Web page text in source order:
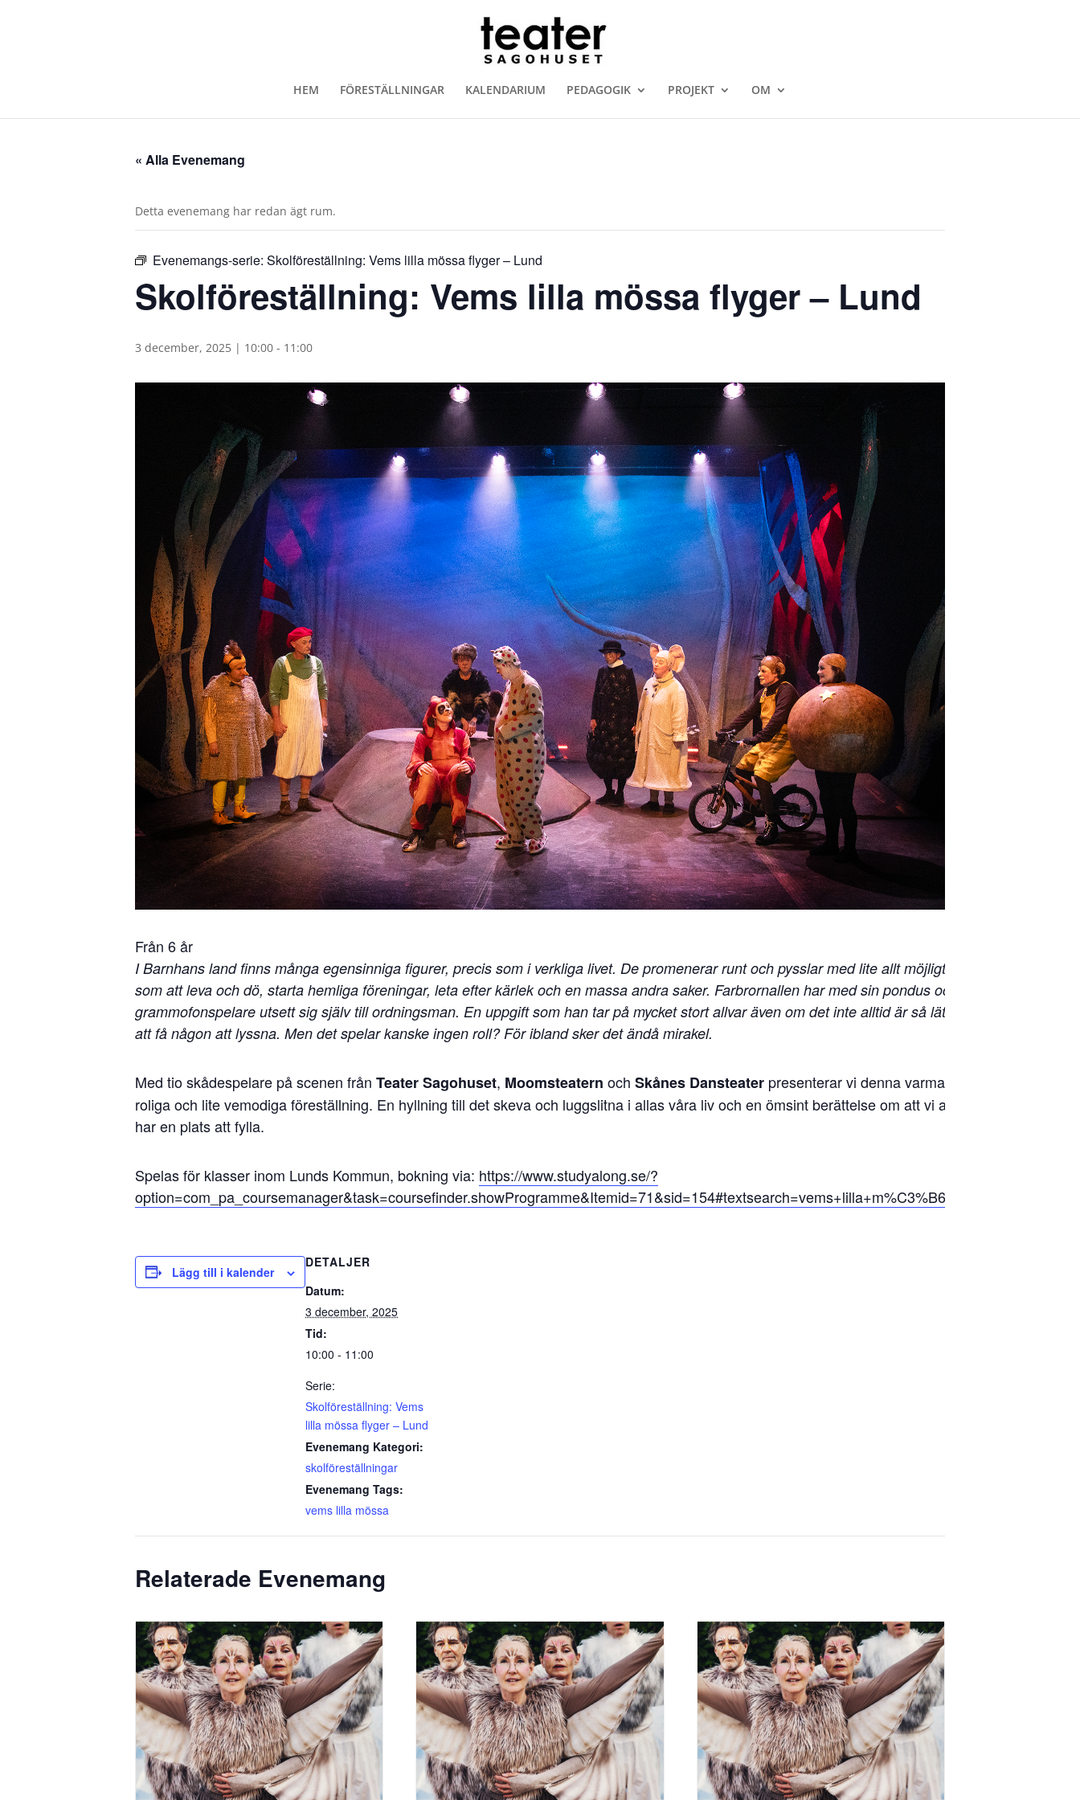
HEM FÖRESTÄLLNINGAR KALENDARIUM PEDAGOGIK PROJEKT OM
« Alla Evenemang
Detta evenemang har redan ägt rum.
Evenemangs-serie: Skolföreställning: Vems lilla mössa flyger – Lund
Skolföreställning: Vems lilla mössa flyger – Lund
3 december, 2025 | 10:00 - 11:00
Från 6 år
I Barnhans land finns många egensinniga figurer, precis som i verkliga livet. De promenerar runt och pysslar med lite allt möjligt,
som att leva och dö, starta hemliga föreningar, leta efter kärlek och en massa andra saker. Farbrornallen har med sin pondus och
grammofonspelare utsett sig själv till ordningsman. En uppgift som han tar på mycket stort allvar även om det inte alltid är så lätt
att få någon att lyssna. Men det spelar kanske ingen roll? För ibland sker det ändå mirakel.
Med tio skådespelare på scenen från Teater Sagohuset, Moomsteatern och Skånes Dansteater presenterar vi denna varma,
roliga och lite vemodiga föreställning. En hyllning till det skeva och luggslitna i allas våra liv och en ömsint berättelse om att vi alla
har en plats att fylla.
Spelas för klasser inom Lunds Kommun, bokning via: https://www.studyalong.se/?
option=com_pa_coursemanager&task=coursefinder.showProgramme&Itemid=71&sid=154#textsearch=vems+lilla+m%C3%B6ssa
Lägg till i kalender
DETALJER
Datum:
3 december, 2025
Tid:
10:00 - 11:00
Serie:
Skolföreställning: Vems
lilla mössa flyger – Lund
Evenemang Kategori:
skolföreställningar
Evenemang Tags:
vems lilla mössa
Relaterade Evenemang